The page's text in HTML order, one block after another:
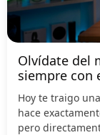
Olvídate del
siempre con
Hoy te traigo
hace
pero